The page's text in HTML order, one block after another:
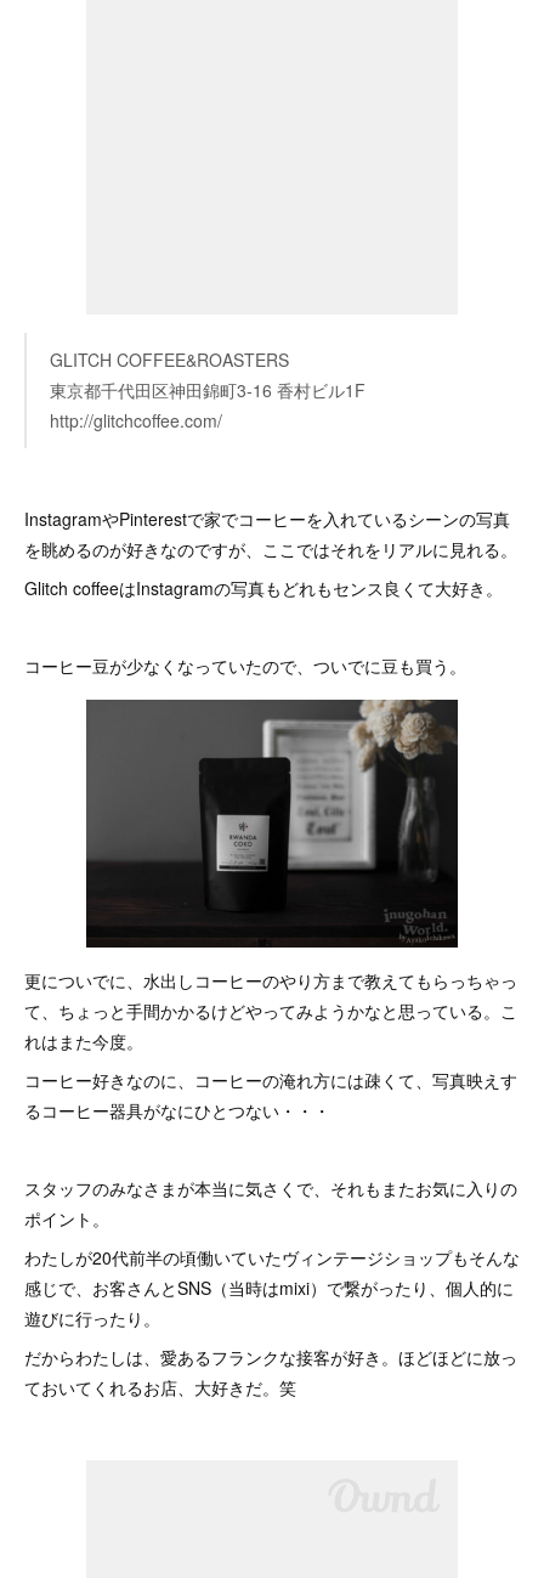
GLITCH COFFEE&ROASTERS
東京都千代田区神田錦町3-16 香村ビル1F
http://glitchcoffee.com/
InstagramやPinterestで家でコーヒーを入れているシーンの写真
を眺めるのが好きなのですが、ここではそれをリアルに見れる。
Glitch coffeeはInstagramの写真もどれもセンス良くて大好き。
コーヒー豆が少なくなっていたので、ついでに豆も買う。
更についでに、水出しコーヒーのやり方まで教えてもらっちゃっ
て、ちょっと手間かかるけどやってみようかなと思っている。こ
れはまた今度。
コーヒー好きなのに、コーヒーの淹れ方には疎くて、写真映えす
るコーヒー器具がなにひとつない・・・
スタッフのみなさまが本当に気さくで、それもまたお気に入りの
ポイント。
わたしが20代前半の頃働いていたヴィンテージショップもそんな
感じで、お客さんとSNS（当時はmixi）で繋がったり、個人的に
遊びに行ったり。
だからわたしは、愛あるフランクな接客が好き。ほどほどに放っ
ておいてくれるお店、大好きだ。笑